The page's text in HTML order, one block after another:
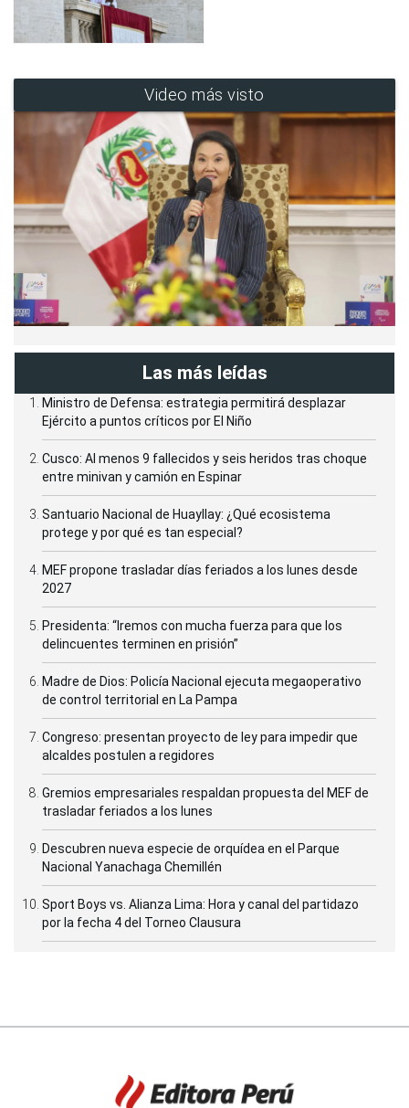
Video más visto
Las más leídas
Ministro de Defensa: estrategia permitirá desplazar
Ejército a puntos críticos por El Niño
Cusco: Al menos 9 fallecidos y seis heridos tras choque
entre minivan y camión en Espinar
Santuario Nacional de Huayllay: ¿Qué ecosistema
protege y por qué es tan especial?
MEF propone trasladar días feriados a los lunes desde
2027
Presidenta: “Iremos con mucha fuerza para que los
delincuentes terminen en prisión”
Madre de Dios: Policía Nacional ejecuta megaoperativo
de control territorial en La Pampa
Congreso: presentan proyecto de ley para impedir que
alcaldes postulen a regidores
Gremios empresariales respaldan propuesta del MEF de
trasladar feriados a los lunes
Descubren nueva especie de orquídea en el Parque
Nacional Yanachaga Chemillén
Sport Boys vs. Alianza Lima: Hora y canal del partidazo
por la fecha 4 del Torneo Clausura